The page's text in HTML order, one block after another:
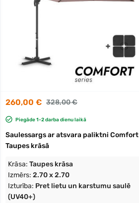
260,00 € 328,00 €
Piegāde 1-2 darba dienu laikā
Saulessargs ar atsvara paliktni Comfort
Taupes krāsā
Krāsa: Taupes krāsa
Izmērs: 2.70 x 2.70
Izturība: Pret lietu un karstumu saulē
(UV40+)